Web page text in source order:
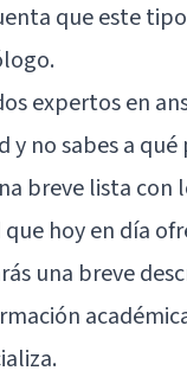
que este
expertos en
y no sabes a
breve lista con
hoy en día
una breve